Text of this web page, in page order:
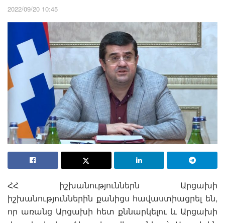
2022/09/20 10:45
ՀՀ իշխանություններն Արցախի
իշխանություններին քանիցս հավաստիացրել են,
որ առանց Արցախի հետ քննարկելու և Արցախի